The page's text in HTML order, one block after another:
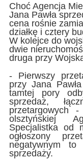
Choć Agencja
Jana Pawła
cena rośnie
działkę i cztery
W kolejce do
dwie
druga przy
- Pierwszy
przy Jana
tamtej pory
sprzedaż,
przetargowych
olsztyńskiej
Specjalistka od
ogłoszony
negatywnym
sprzedaży.